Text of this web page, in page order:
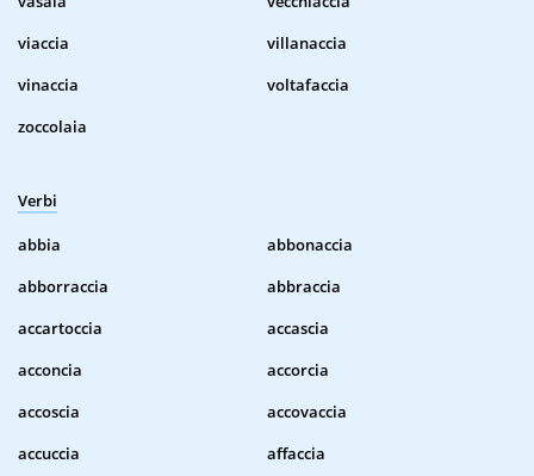
viaccia
villanaccia
vinaccia
voltafaccia
zoccolaia
Verbi
abbia
abbonaccia
abborraccia
abbraccia
accartoccia
accascia
acconcia
accorcia
accoscia
accovaccia
accuccia
affaccia